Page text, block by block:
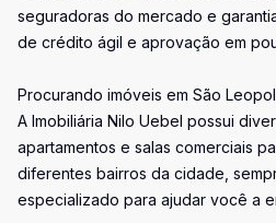
seguradoras do mercado e
de crédito ágil e aprovação em
Procurando imóveis em São
A Imobiliária Nilo Uebel possui
apartamentos e salas comerciais
diferentes bairros da cidade,
especializado para ajudar você a